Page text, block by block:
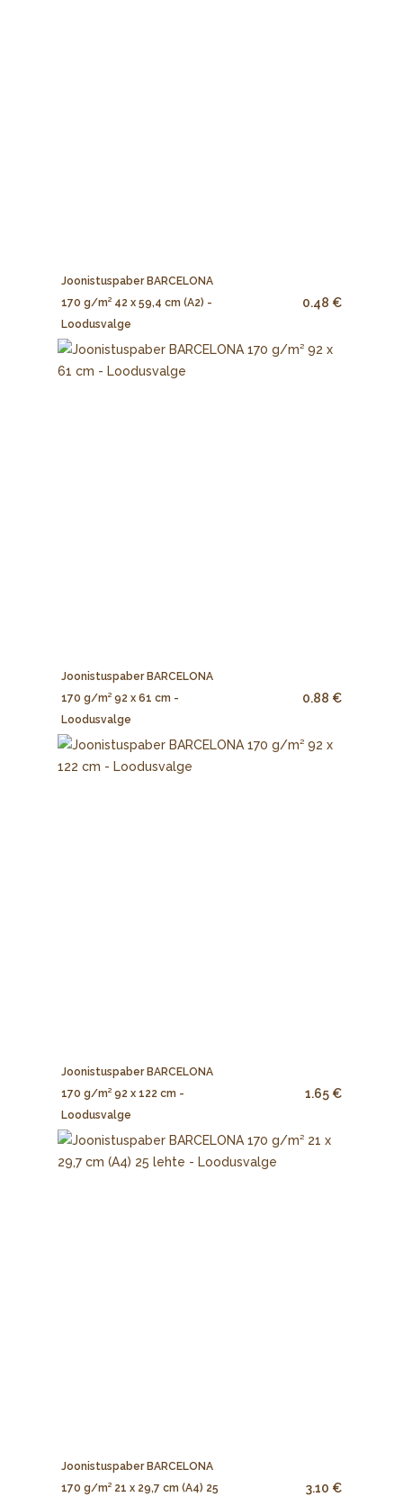
Joonistuspaber BARCELONA
170 g/m² 42 x 59,4 cm (A2) -
Loodusvalge
0.48 €
Joonistuspaber BARCELONA
170 g/m² 92 x 61 cm -
Loodusvalge
0.88 €
Joonistuspaber BARCELONA
170 g/m² 92 x 122 cm -
Loodusvalge
1.65 €
Joonistuspaber BARCELONA
170 g/m² 21 x 29,7 cm (A4) 25
3.10 €